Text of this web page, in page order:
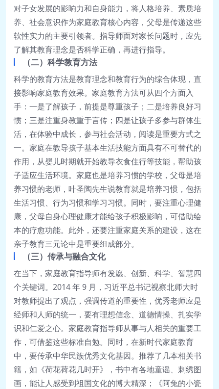
对子女发展的影响力和自身能力，将人格培养、素质培
养、社会意识作为家庭教育核心内容，父母是传递这些
软性实力的主要引领者。指导师面对家长问题时，应先
了解其教育理念是否科学正确，再进行指导。
（二）科学教育方法
科学的教育方法是教育理念和教育行为的综合体现，直
接影响家庭教育效果。家庭教育方法可从四个方面入
手：一是了解孩子，前提是尊重孩子；二是培养良好习
惯；三是注重身教重于言传；四是让孩子多参与群体生
活，在体验中成长，参与社会活动，阅读是重要方式之
一。家庭在教导孩子基本生活技能方面具有不可替代的
作用，从婴儿时期就开始教导衣食住行等技能，帮助孩
子适应生活环境。家庭也是培养习惯的学校，父母是培
养习惯的老师，叶圣陶先生说教育就是培养习惯，包括
生活习惯、行为习惯和学习习惯。同时，要注重心理健
康，父母自身心理健康才能给孩子积极影响，可借助绘
本的疗愈功能。此外，还要注重家庭关系的建设，这在
亲子教育三元论中是重要组成部分。
（三）传承与融合文化
在当下，家庭教育指导师有发愿、创新、科学、智慧四
个关键词。2014 年 9 月，习近平总书记视察北师大时
对教师提出了观点，强调传道的重要性，优秀老师应是
经师和人师的统一，要有理想信念、道德情操、扎实学
识和仁爱之心。家庭教育指导师从事与人相关的重要工
作，可借鉴这些标准自勉。同时，在新时代家庭教育
中，要传承中华民族优秀文化基因。推荐了几本相关书
籍，如《荷花荷花几时开》，书中有各地童谣、刺绣图
画，能让人感受到祖国文化的博大精深；《阿兔的小瓷